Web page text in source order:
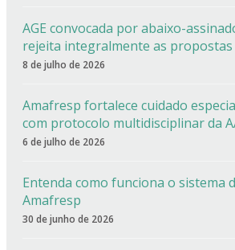
AGE convocada por abaixo-
rejeita integralmente as
8 de julho de 2026
Amafresp fortalece cuidado
com protocolo multidisciplinar da
6 de julho de 2026
Entenda como funciona o sistema
Amafresp
30 de junho de 2026